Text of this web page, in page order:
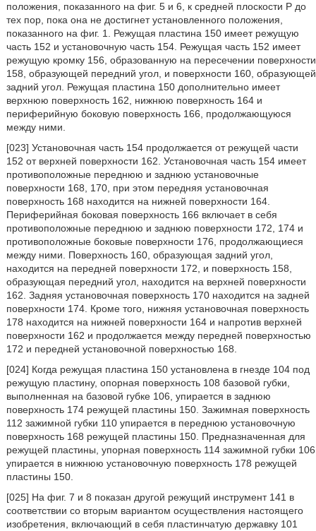
положения, показанного на фиг. 5 и 6, к средней плоскости Р до
тех пор, пока она не достигнет установленного положения,
показанного на фиг. 1. Режущая пластина 150 имеет режущую
часть 152 и установочную часть 154. Режущая часть 152 имеет
режущую кромку 156, образованную на пересечении поверхности
158, образующей передний угол, и поверхности 160, образующей
задний угол. Режущая пластина 150 дополнительно имеет
верхнюю поверхность 162, нижнюю поверхность 164 и
периферийную боковую поверхность 166, продолжающуюся
между ними.
[023] Установочная часть 154 продолжается от режущей части
152 от верхней поверхности 162. Установочная часть 154 имеет
противоположные переднюю и заднюю установочные
поверхности 168, 170, при этом передняя установочная
поверхность 168 находится на нижней поверхности 164.
Периферийная боковая поверхность 166 включает в себя
противоположные переднюю и заднюю поверхности 172, 174 и
противоположные боковые поверхности 176, продолжающиеся
между ними. Поверхность 160, образующая задний угол,
находится на передней поверхности 172, и поверхность 158,
образующая передний угол, находится на верхней поверхности
162. Задняя установочная поверхность 170 находится на задней
поверхности 174. Кроме того, нижняя установочная поверхность
178 находится на нижней поверхности 164 и напротив верхней
поверхности 162 и продолжается между передней поверхностью
172 и передней установочной поверхностью 168.
[024] Когда режущая пластина 150 установлена в гнезде 104 под
режущую пластину, опорная поверхность 108 базовой губки,
выполненная на базовой губке 106, упирается в заднюю
поверхность 174 режущей пластины 150. Зажимная поверхность
112 зажимной губки 110 упирается в переднюю установочную
поверхность 168 режущей пластины 150. Предназначенная для
режущей пластины, упорная поверхность 114 зажимной губки 106
упирается в нижнюю установочную поверхность 178 режущей
пластины 150.
[025] На фиг. 7 и 8 показан другой режущий инструмент 141 в
соответствии со вторым вариантом осуществления настоящего
изобретения, включающий в себя пластинчатую державку 101